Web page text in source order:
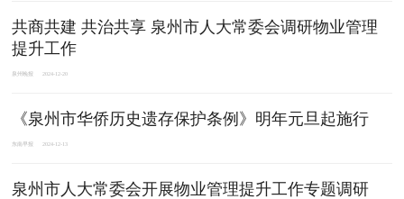
共商共建 共治共享 泉州市人大常委会调研物业管理
提升工作
泉州晚报 2024-12-20
《泉州市华侨历史遗存保护条例》明年元旦起施行
东南早报 2024-12-13
泉州市人大常委会开展物业管理提升工作专题调研